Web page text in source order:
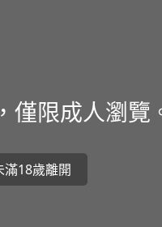
僅限成人瀏覽
滿18歲離開